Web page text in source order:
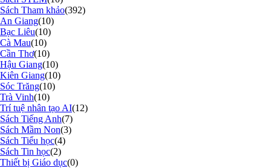
Sách Tham khảo(392)
An Giang(10)
Bạc Liêu(10)
Cà Mau(10)
Cần Thơ(10)
Hậu Giang(10)
Kiên Giang(10)
Sóc Trăng(10)
Trà Vinh(10)
Trí tuệ nhân tạo AI(12)
Sách Tiếng Anh(7)
Sách Mầm Non(3)
Sách Tiểu học(4)
Sách Tin học(2)
Thiết bị Giáo dục(0)